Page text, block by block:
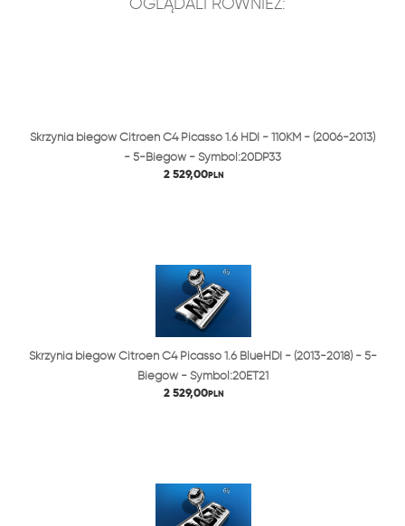
Skrzynia biegów Citroen C4 Picasso 1.6 HDI - 110KM - (2006-2013)
- 5-Biegów - Symbol:20DP33
2 529,00PLN
Skrzynia biegów Citroen C4 Picasso 1.6 BlueHDI - (2013-2018) - 5-
Biegów - Symbol:20ET21
2 529,00PLN